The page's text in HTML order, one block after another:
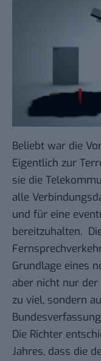
Beliebt war die
Eigentlich zur
sie die
alle
und für eine
bereitzuhalten.
Grundlage eines
aber nicht nur
zu viel, sondern
Die Richter
Jahres, dass die